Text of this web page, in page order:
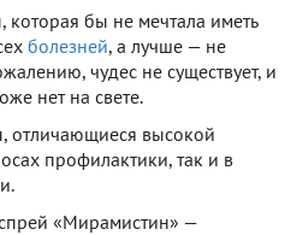
которая бы не мечтала иметь
болезней, а лучше — не
чудес не существует, и
нет на свете.
отличающиеся высокой
профилактики, так и в
спрей «Мирамистин» —